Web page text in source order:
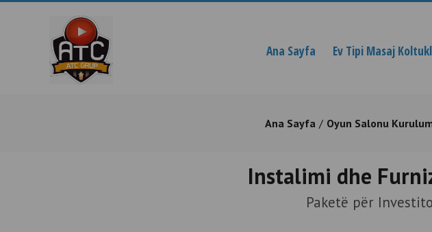
Ana Sayfa Ev Tipi Masaj
Ana Sayfa Oyun Salonu
Instalimi dhe
Paketë për